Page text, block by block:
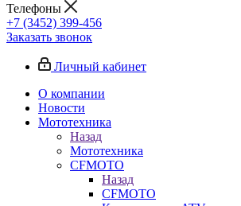
Телефоны
+7 (3452) 399-456
Заказать звонок
Личный кабинет
О компании
Новости
Мототехника
Назад
Мототехника
CFMOTO
Назад
CFMOTO